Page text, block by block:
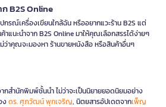
B2S Online
กรณ์เครื่องเขียนใกล้ฉัน หรืออยากแวะร้าน B2S แต่
าแนะนำจาก B2S Online มาให้คุณเลือกสรรได้ง่ายๆ
ว่าคุณจะมองหา ร้านขายหนังสือ หรือสินค้าอื่นๆ
กสำนักพิมพ์ชั้นนำ ไม่ว่าจะเป็นนิยายยอดนิยมอย่าง
งดร. ศุภวัฒน์ พุกเจริญ, นิตยสารอัปเดตจากเพ็ญ